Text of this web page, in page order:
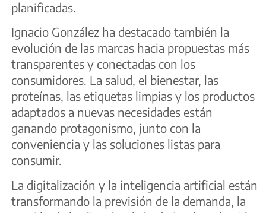
planificadas.
Ignacio González ha destacado también la
evolución de las marcas hacia propuestas más
transparentes y conectadas con los
consumidores. La salud, el bienestar, las
proteínas, las etiquetas limpias y los productos
adaptados a nuevas necesidades están
ganando protagonismo, junto con la
conveniencia y las soluciones listas para
consumir.
La digitalización y la inteligencia artificial están
transformando la previsión de la demanda, la